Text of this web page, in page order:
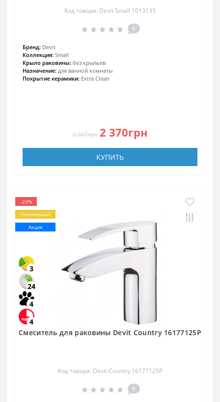
Код товара: Devit Small 1013135
0
Бренд: Devit
Коллекция: Small
Крыло раковины: без крыльев
Назначение: для ванной комнаты
Покрытие керамики: Extra Clean
3 367грн 2 370грн
КУПИТЬ
-23%
Популярный
Акция
3
24
4
4
Смеситель для раковины Devit Country 16177125P
Код товара: Devit Country 16177125P
0